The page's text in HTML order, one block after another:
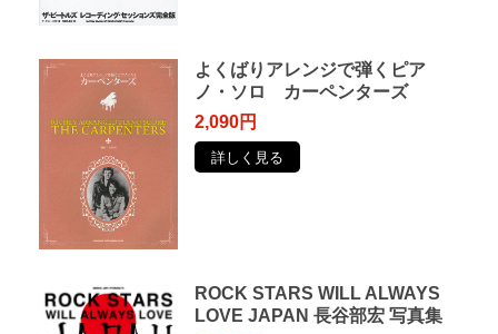
よくばりアレンジで弾くピア
ノ・ソロ カーペンターズ
2,090円
詳しく見る
ROCK STARS WILL ALWAYS
LOVE JAPAN 長谷部宏 写真集